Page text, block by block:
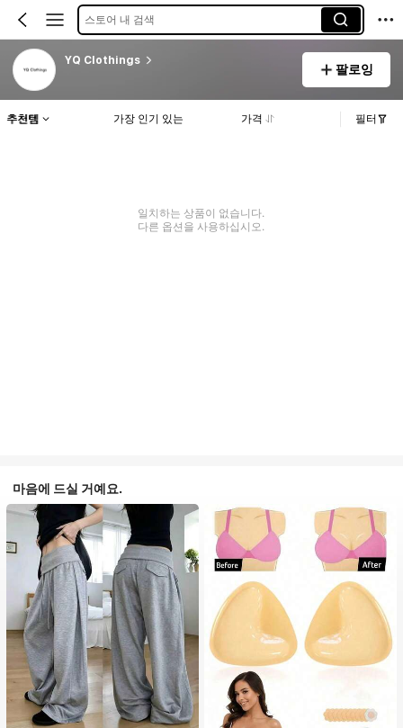
스토어 내 검색
YQ Clothings
팔로잉
추천템 가장 인기 있는 가격 필터
일치하는 상품이 없습니다.
다른 옵션을 사용하십시오.
마음에 드실 거예요.